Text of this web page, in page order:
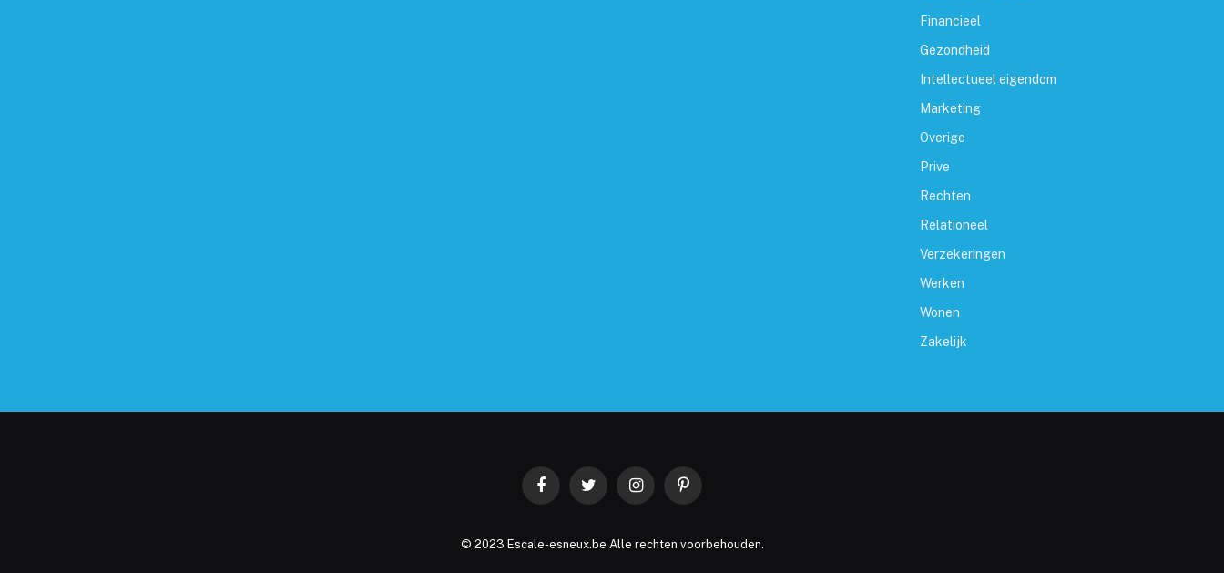
Financieel
Gezondheid
Intellectueel eigendom
Marketing
Overige
Prive
Rechten
Relationeel
Verzekeringen
Werken
Wonen
Zakelijk
FacebookTwitter InstagramPinterest
© 2023 Escale-esneux.be Alle rechten voorbehouden.